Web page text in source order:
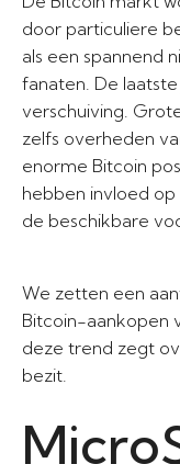
door particuliere
als een spannend
fanaten. De
verschuiving.
zelfs overheden
enorme Bitcoin
hebben invloed
de beschikbare
We zetten een
Bitcoin-aankopen
deze trend zegt
bezit.